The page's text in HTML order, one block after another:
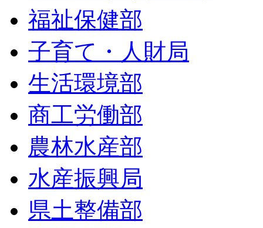
福祉保健部
子育て・人財局
生活環境部
商工労働部
農林水産部
水産振興局
県土整備部